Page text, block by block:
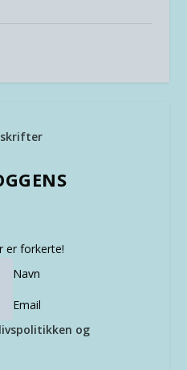
er forkerte!
Navn
Email
og